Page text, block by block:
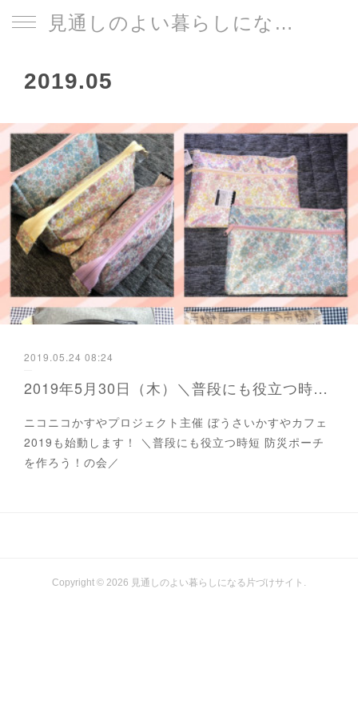
見通しのよい暮らしになる片づけサイト
2019.05
2019.05.24 08:24
2019年5月30日（木）＼普段にも役立つ時短 防災ポーチを作ろう！の会／
ニコニコかすやプロジェクト主催 ぼうさいかすやカフェ
2019も始動します！ ＼普段にも役立つ時短 防災ポーチ
を作ろう！の会／
Copyright © 2026 見通しのよい暮らしになる片づけサイト .